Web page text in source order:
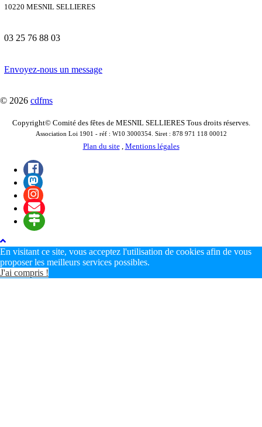
10220 MESNIL SELLIERES
03 25 76 88 03
Envoyez-nous un message
© 2026 cdfms
Copyright© Comité des fêtes de MESNIL SELLIERES Tous droits réserves.
Association Loi 1901 - réf : W10 3000354. Siret : 878 971 118 00012
Plan du site, Mentions légales
En visitant ce site, vous acceptez l'utilisation de cookies afin de vous
proposer les meilleurs services possibles.
J'ai compris !